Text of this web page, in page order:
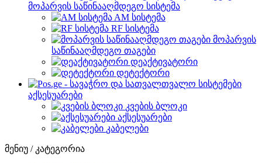
მოპარვის საწინააღმდეგო სისტემა
AM სისტემა
RF სისტემა
მოპარვის
საწინააღმდეგო თაგები
დეაქტივატორი
დეტექტორი
აქსესუარები
კვების ბლოკი
აქსესუარები
კაბელები
მენიუ / კატეგორია